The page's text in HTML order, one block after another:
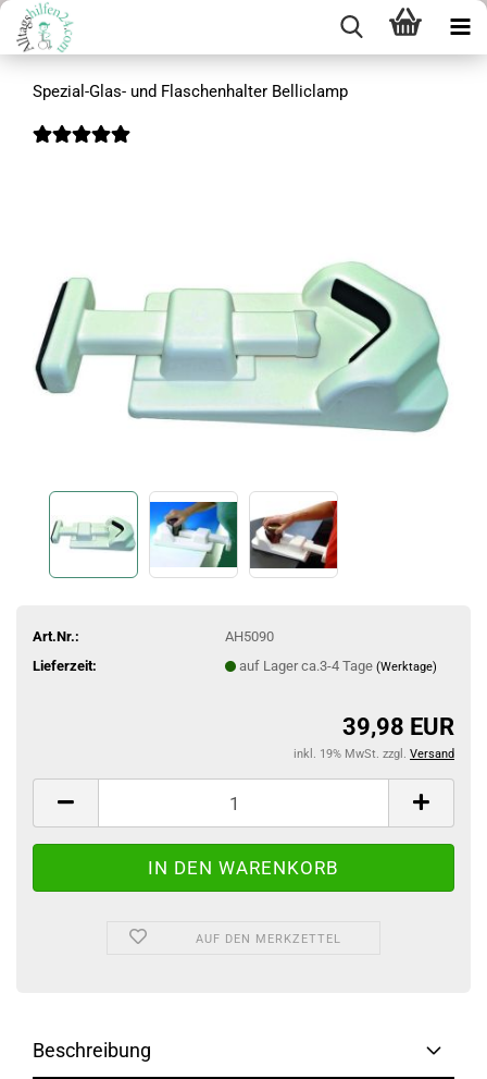
Spezial-Glas- und Flaschenhalter Belliclamp
Art.Nr.:
AH5090
Lieferzeit:
auf Lager ca.3-4 Tage (Werktage)
39,98 EUR
inkl. 19% MwSt. zzgl. Versand
AUF DEN MERKZETTEL
Beschreibung